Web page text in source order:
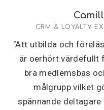
CRM & LOYALTY
"Att utbilda och
är oerhört värdefullt
bra medlemsbas
målgrupp vilket
spännande